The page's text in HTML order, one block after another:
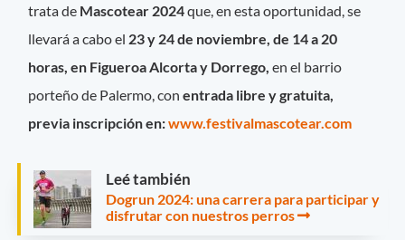
trata de Mascotear 2024que, en esta oportunidad, se
llevará a cabo el 23 y 24 de noviembre, de 14 a 20
horas, en Figueroa Alcorta y Dorrego, en el barrio
porteño de Palermo, conentrada libre y gratuita,
previa inscripción en:www.festivalmascotear.com
Leé también
Dogrun 2024: una carrera para participar y
disfrutar con nuestros perros